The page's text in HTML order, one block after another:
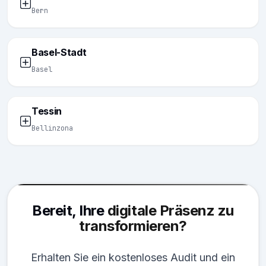
Bern
Basel-Stadt
Basel
Tessin
Bellinzona
Bereit, Ihre digitale Präsenz zu
transformieren?
Erhalten Sie ein kostenloses Audit und ein